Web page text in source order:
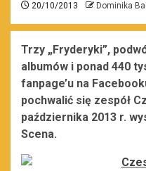
20/10/2013 Dominika
Trzy „Fryderyki”,
albumów i ponad 440
fanpage’u na
pochwalić się zespół
października 2013 r.
Scena.